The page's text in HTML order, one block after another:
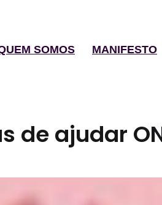
SOMOS MANIFESTO
de ajudar